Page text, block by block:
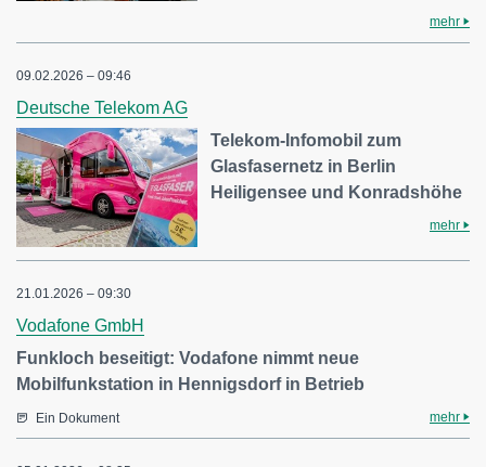
mehr
09.02.2026 – 09:46
Deutsche Telekom AG
Telekom-Infomobil zum
Glasfasernetz in Berlin
Heiligensee und Konradshöhe
mehr
21.01.2026 – 09:30
Vodafone GmbH
Funkloch beseitigt: Vodafone nimmt neue
Mobilfunkstation in Hennigsdorf in Betrieb
Ein Dokument mehr